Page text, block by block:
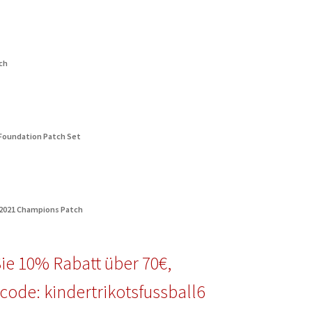
Patch Set
Champions Patch
10% Rabatt über 70€,
kindertrikotsfussball6